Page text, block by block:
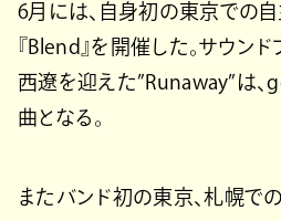
6月には、自身初の東京での
『Blend』を開催した。サウン
西遼を迎えた”Runaway”は
曲となる。
またバンド初の東京、札幌で